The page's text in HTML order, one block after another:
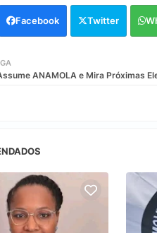
Facebook Twitter
ANAMOLA e Mira Próximas